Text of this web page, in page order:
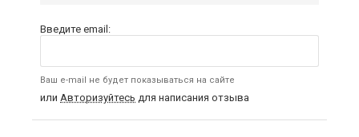
Введите email:
Ваш e-mail не будет показываться на сайте
или Авторизуйтесь для написания отзыва